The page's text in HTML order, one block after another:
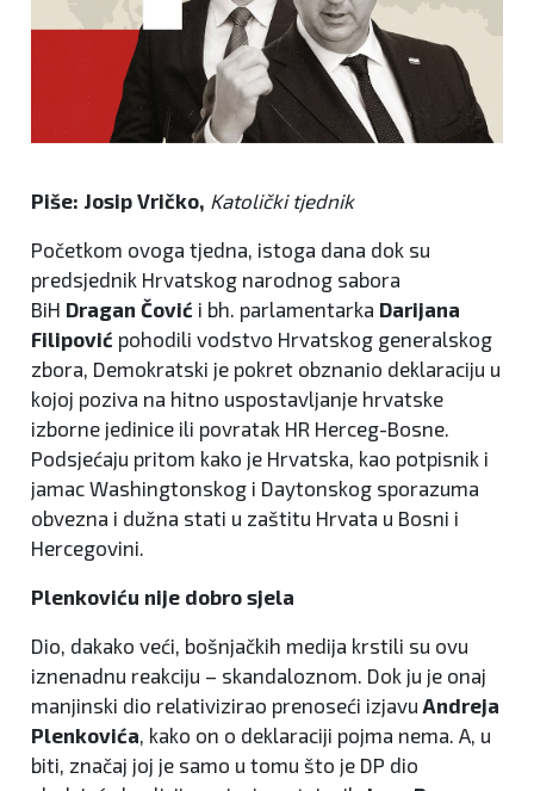
Piše: Josip Vričko, Katolički tjednik
Početkom ovoga tjedna, istoga dana dok su
predsjednik Hrvatskog narodnog sabora
BiH Dragan Čović i bh. parlamentarka Darijana
Filipović pohodili vodstvo Hrvatskog generalskog
zbora, Demokratski je pokret obznanio deklaraciju u
kojoj poziva na hitno uspostavljanje hrvatske
izborne jedinice ili povratak HR Herceg-Bosne.
Podsjećaju pritom kako je Hrvatska, kao potpisnik i
jamac Washingtonskog i Daytonskog sporazuma
obvezna i dužna stati u zaštitu Hrvata u Bosni i
Hercegovini.
Plenkoviću nije dobro sjela
Dio, dakako veći, bošnjačkih medija krstili su ovu
iznenadnu reakciju – skandaloznom. Dok ju je onaj
manjinski dio relativizirao prenoseći izjavu Andreja
Plenkovića , kako on o deklaraciji pojma nema. A, u
biti, značaj joj je samo u tomu što je DP dio